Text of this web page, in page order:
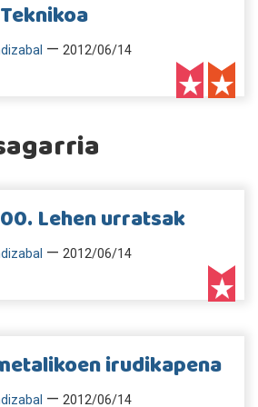
— 2012/06/14
Lehen urratsak
— 2012/06/14
irudikapena
— 2012/06/14